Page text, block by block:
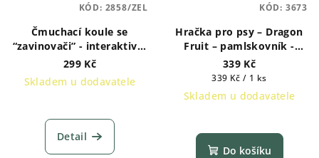
Čmuchací koule se
“zavinovači” - interaktivní
hračka pro psy - červená,
299 Kč
Skladem u dodavatele
hodnocení
produktu
Detail
KÓD: 2858/ZEL
Hračka pro psy – Dragon
Fruit – pamlskovník -
plnící hračka
339 Kč
Měrná
cena:
339 Kč / 1 ks
Skladem u dodavatele
Do košíku
KÓD: 3673